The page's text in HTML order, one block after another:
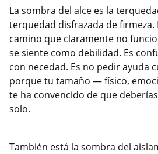
La sombra del alce es la
terquedad disfrazada de firmeza.
camino que claramente no
se siente como debilidad. Es
con necedad. Es no pedir ayuda
porque tu tamaño — físico,
te ha convencido de que
solo.
También está la sombra del